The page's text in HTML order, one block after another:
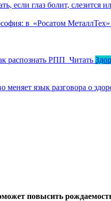
если глаз болит, слезится
в «Росатом
распознать РПП Читать
меняет язык разговора о
повысить